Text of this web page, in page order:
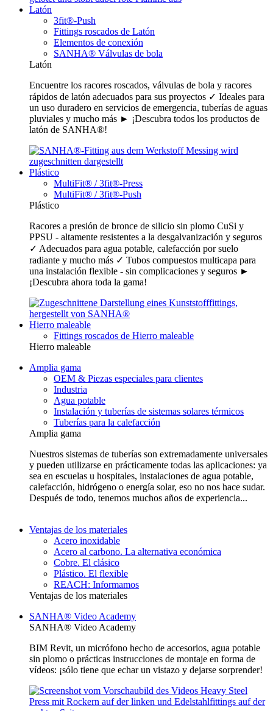
Latón
3fit®-Push
Fittings roscados de Latón
Elementos de conexión
SANHA® Válvulas de bola
Latón
Encuentre los racores roscados, válvulas de bola y racores
rápidos de latón adecuados para sus proyectos ✓ Ideales para
un uso duradero en servicios de emergencia, tuberías de aguas
pluviales y mucho más ► ¡Descubra todos los productos de
latón de SANHA®!
Plástico
MultiFit® / 3fit®-Press
MultiFit® / 3fit®-Push
Plástico
Racores a presión de bronce de silicio sin plomo CuSi y
PPSU - altamente resistentes a la desgalvanización y seguros
✓ Adecuados para agua potable, calefacción por suelo
radiante y mucho más ✓ Tubos compuestos multicapa para
una instalación flexible - sin complicaciones y seguros ►
¡Descubra ahora toda la gama!
Hierro maleable
Fittings roscados de Hierro maleable
Hierro maleable
Amplia gama
OEM & Piezas especiales para clientes
Industria
Agua potable
Instalación y tuberías de sistemas solares térmicos
Tuberías para la calefacción
Amplia gama
Nuestros sistemas de tuberías son extremadamente universales
y pueden utilizarse en prácticamente todas las aplicaciones: ya
sea en escuelas u hospitales, instalaciones de agua potable,
calefacción, hidrógeno o energía solar, eso no nos hace sudar.
Después de todo, tenemos muchos años de experiencia...
Ventajas de los materiales
Acero inoxidable
Acero al carbono. La alternativa económica
Cobre. El clásico
Plástico. El flexible
REACH: Informamos
Ventajas de los materiales
SANHA® Video Academy
SANHA® Video Academy
BIM Revit, un micrófono hecho de accesorios, agua potable
sin plomo o prácticas instrucciones de montaje en forma de
vídeos: ¡sólo tiene que echar un vistazo y dejarse sorprender!